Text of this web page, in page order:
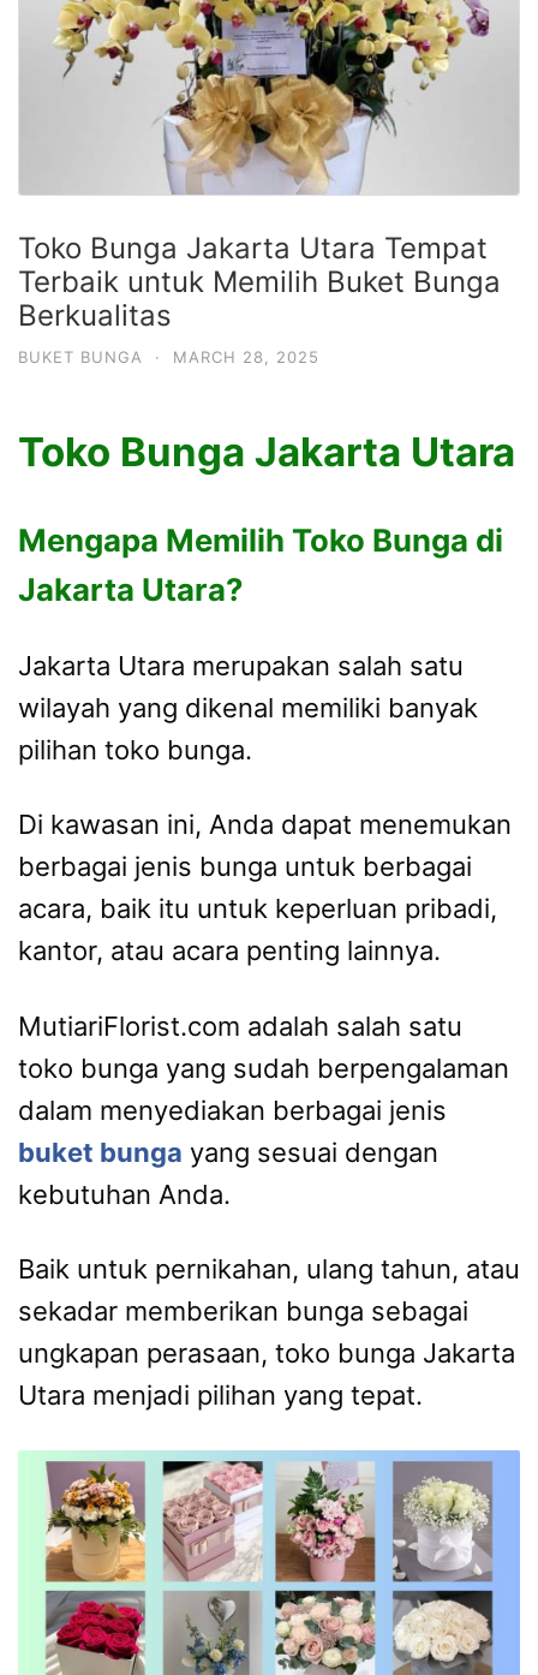
Toko Bunga Jakarta Utara Tempat
Terbaik untuk Memilih Buket Bunga
Berkualitas
BUKET BUNGA · MARCH 28, 2025
Toko Bunga Jakarta Utara
Mengapa Memilih Toko Bunga di
Jakarta Utara?
Jakarta Utara merupakan salah satu
wilayah yang dikenal memiliki banyak
pilihan toko bunga.
Di kawasan ini, Anda dapat menemukan
berbagai jenis bunga untuk berbagai
acara, baik itu untuk keperluan pribadi,
kantor, atau acara penting lainnya.
MutiariFlorist.com adalah salah satu
toko bunga yang sudah berpengalaman
dalam menyediakan berbagai jenis
buket bunga yang sesuai dengan
kebutuhan Anda.
Baik untuk pernikahan, ulang tahun, atau
sekadar memberikan bunga sebagai
ungkapan perasaan, toko bunga Jakarta
Utara menjadi pilihan yang tepat.